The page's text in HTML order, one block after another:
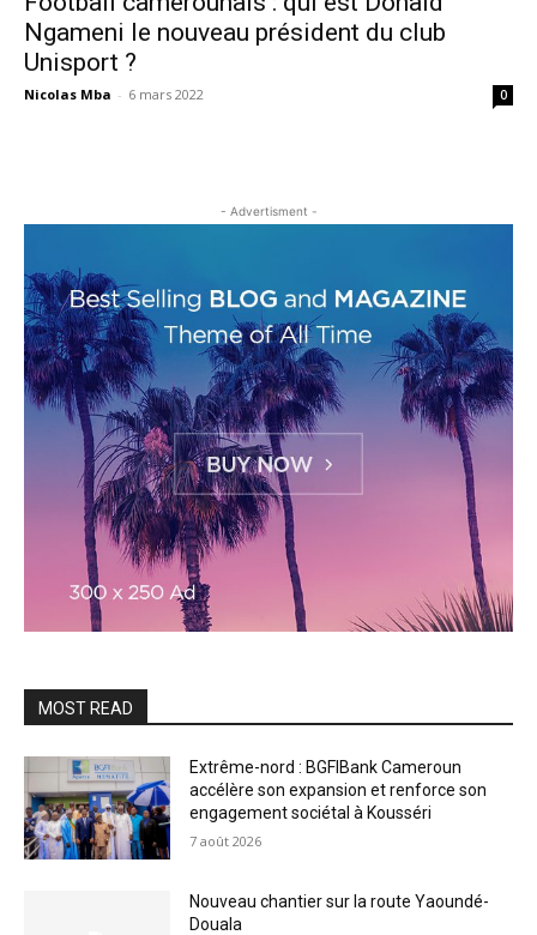
Ngameni le nouveau président du club
Unisport ?
Nicolas Mba - 6 mars 2022 0
- Advertisment -
MOST READ
Extrême-nord : BGFIBank Cameroun
accélère son expansion et renforce son
engagement sociétal à Kousséri
7 août 2026
Nouveau chantier sur la route Yaoundé-
Douala